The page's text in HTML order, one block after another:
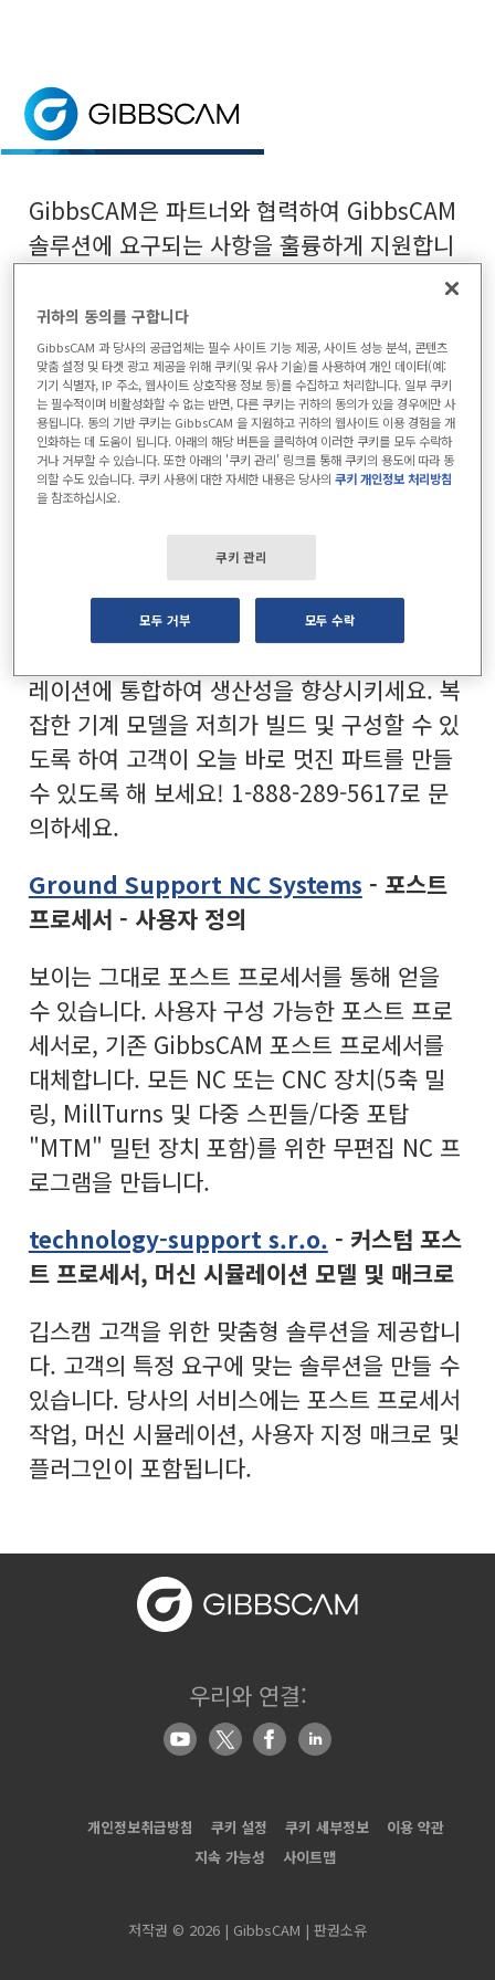
홈 > 파트너 서비스
GibbsCAM은 이러한 파트너와 협력하여
파트너 서비스
GibbsCAM은 파트너와 협력하여 GibbsCAM
솔루션에 요구되는 사항을 훌륭하게 지원합니
다. 파트너들은 GibbsCAM을 사용하여 비즈니
스가 번창하는데 필요한 확장된 제품, 도구, 기
술, 서비스 및 리소스를 만들고 수집합니다.
이 지역에 당사 파트너를 지속적으로 추가할
예정이니 앞으로도 자주 확인해 주세요!
CAM Solutions Inc.- 머신 시뮬레이션 모
델, 매크로 및 맞춤형 포스트 프로세서
기계 운동학을 시각화하면 좋은 파트 검증과
우수한 파트 검증 간의 차이를 확연히 할 수 있
습니다. 맞춤형 포스트 프로세서를 장비 시뮬
레이션에 통합하여 생산성을 향상시키세요. 복
잡한 기계 모델을 저희가 빌드 및 구성할 수 있
도록 하여 고객이 오늘 바로 멋진 파트를 만들
수 있도록 해 보세요! 1-888-289-5617로 문
의하세요.
Ground Support NC Systems - 포스트
프로세서 - 사용자 정의
보이는 그대로 포스트 프로세서를 통해 얻을
수 있습니다. 사용자 구성 가능한 포스트 프로
세서로, 기존 GibbsCAM 포스트 프로세서를
대체합니다. 모든 NC 또는 CNC 장치(5축 밀
링, MillTurns 및 다중 스핀들/다중 포탑
"MTM" 밀턴 장치 포함)를 위한 무편집 NC 프
로그램을 만듭니다.
technology-support s.r.o. - 커스텀 포스
트 프로세서, 머신 시뮬레이션 모델 및 매크로
깁스캠 고객을 위한 맞춤형 솔루션을 제공합니
다. 고객의 특정 요구에 맞는 솔루션을 만들 수
있습니다. 당사의 서비스에는 포스트 프로세서
작업, 머신 시뮬레이션, 사용자 지정 매크로 및
플러그인이 포함됩니다.
우리와 연결:
개인정보취급방침 쿠키 설정 쿠키 세부정보
이용 약관
지속 가능성
사이트맵
저작권 © 2026 | GibbsCAM | 판권소유
귀하의 동의를 구합니다
GibbsCAM 과 당사의 공급업체는 필수 사이트 기능 제공, 사이트 성능 분석, 콘텐츠
맞춤 설정 및 타겟 광고 제공을 위해 쿠키(및 유사 기술)를 사용하여 개인 데이터(예:
기기 식별자, IP 주소, 웹사이트 상호작용 정보 등)를 수집하고 처리합니다. 일부 쿠키
는 필수적이며 비활성화할 수 없는 반면, 다른 쿠키는 귀하의 동의가 있을 경우에만 사
용됩니다. 동의 기반 쿠키는 GibbsCAM 을 지원하고 귀하의 웹사이트 이용 경험을 개
인화하는 데 도움이 됩니다. 아래의 해당 버튼을 클릭하여 이러한 쿠키를 모두 수락하
거나 거부할 수 있습니다. 또한 아래의 '쿠키 관리' 링크를 통해 쿠키의 용도에 따라 동
의할 수도 있습니다. 쿠키 사용에 대한 자세한 내용은 당사의쿠키 개인정보 처리방침
을 참조하십시오.
쿠키 관리
모두 거부 모두 수락